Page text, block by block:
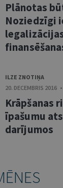
Plānotas
Noziedzīgi
ILZE ZNOTIŅA
20. DECEMBRIS 2016
Krāpšanas
īpašumu
darījumos